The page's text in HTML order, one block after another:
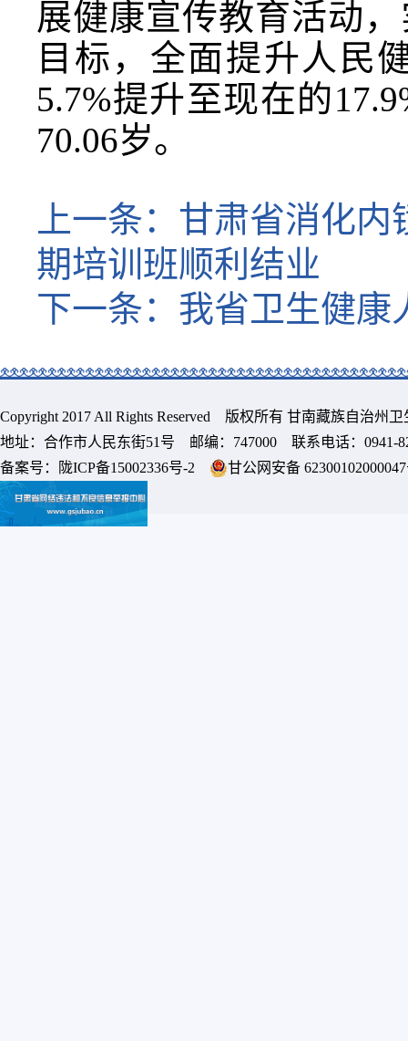
展健康宣传教育活动
目标，全面提升人民
5.7%提升至现在的
70.06岁。
上一条： 甘肃省消化内
期培训班顺利结业
下一条： 我省卫生健康
Copyright 2017 All Rights Reserved 版权所有 甘南藏族自治州
地址：合作市人民东街51号 邮编：747000 联系电话：0941-
备案号：
陇ICP备15002336号-2 甘公网安备